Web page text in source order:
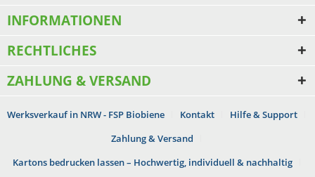
INFORMATIONEN
RECHTLICHES
ZAHLUNG & VERSAND
Werksverkauf in NRW - FSP Biobiene Kontakt
Hilfe & Support
Zahlung & Versand
Kartons bedrucken lassen – Hochwertig, individuell & nachhaltig